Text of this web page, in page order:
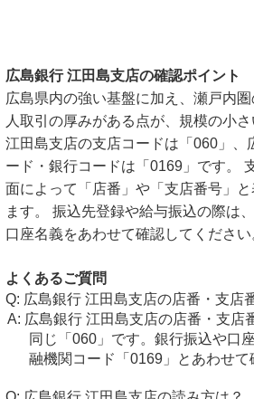
広島銀行 江田島支店の確認ポイント
広島県内の強い基盤に加え、瀬戸内
人取引の厚みがある点が、規模の小さ
江田島支店の支店コードは「060」、
ード・銀行コードは「0169」です。
面によって「店番」や「支店番号」
ます。 振込先登録や給与振込の際は
口座名義をあわせて確認してください
よくあるご質問
広島銀行 江田島支店の店番・支店
広島銀行 江田島支店の店番・支店
同じ「060」です。銀行振込や口
融機関コード「0169」とあわせて